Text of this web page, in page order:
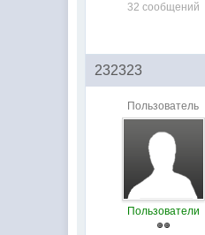
32 сообщений
232323
Пользователь
Пользователи